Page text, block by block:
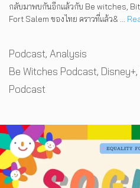
กลับมาพบกันอีกแล้วกับ Be witches,
Fort Salem ของไทย คราวที่แล้ว& …
Categories
Podcast, Analysis
Tags
Be Witches Podcast, Disney+,
Podcast